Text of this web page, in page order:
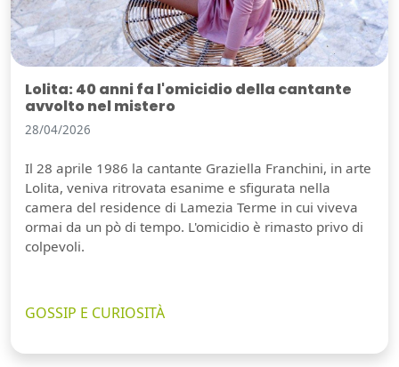
Lolita: 40 anni fa l'omicidio della cantante
avvolto nel mistero
28/04/2026
Il 28 aprile 1986 la cantante Graziella Franchini, in arte
Lolita, veniva ritrovata esanime e sfigurata nella
camera del residence di Lamezia Terme in cui viveva
ormai da un pò di tempo. L'omicidio è rimasto privo di
colpevoli.
GOSSIP E CURIOSITÀ